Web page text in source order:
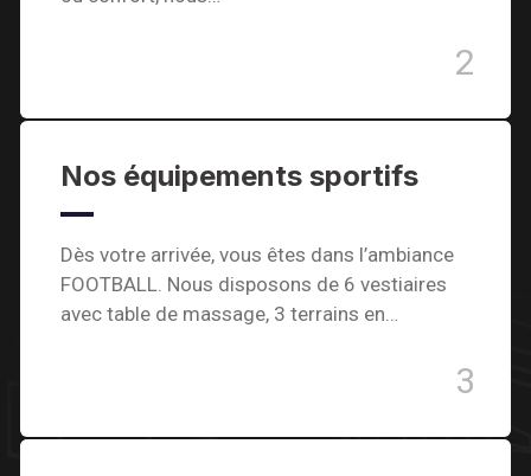
2
Nos équipements sportifs
Dès votre arrivée, vous êtes dans l’ambiance
FOOTBALL. Nous disposons de 6 vestiaires
avec table de massage, 3 terrains en…
3